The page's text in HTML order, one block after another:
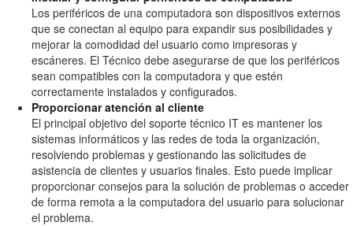
Los periféricos de una computadora son dispositivos externos
que se conectan al equipo para expandir sus posibilidades y
mejorar la comodidad del usuario como impresoras y
escáneres. El Técnico debe asegurarse de que los periféricos
sean compatibles con la computadora y que estén
correctamente instalados y configurados.
Proporcionar atención al cliente
El principal objetivo del soporte técnico IT es mantener los
sistemas informáticos y las redes de toda la organización,
resolviendo problemas y gestionando las solicitudes de
asistencia de clientes y usuarios finales. Esto puede implicar
proporcionar consejos para la solución de problemas o acceder
de forma remota a la computadora del usuario para solucionar
el problema.